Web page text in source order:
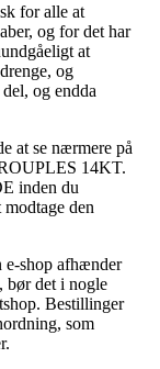
for alle at
og for det har
at
og
og endda
at se nærmere på
14KT.
inden du
den
e-shop afhænder
bør det i nogle
Bestillinger
som